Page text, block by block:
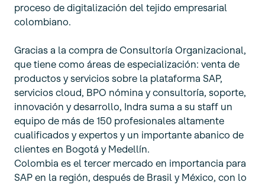
proceso de digitalización del tejido empresarial
colombiano.
Gracias a la compra de Consultoría Organizacional,
que tiene como áreas de especialización: venta de
productos y servicios sobre la plataforma SAP,
servicios cloud, BPO nómina y consultoría, soporte,
innovación y desarrollo, Indra suma a su staff un
equipo de más de 150 profesionales altamente
cualificados y expertos y un importante abanico de
clientes en Bogotá y Medellín.
Colombia es el tercer mercado en importancia para
SAP en la región, después de Brasil y México, con lo